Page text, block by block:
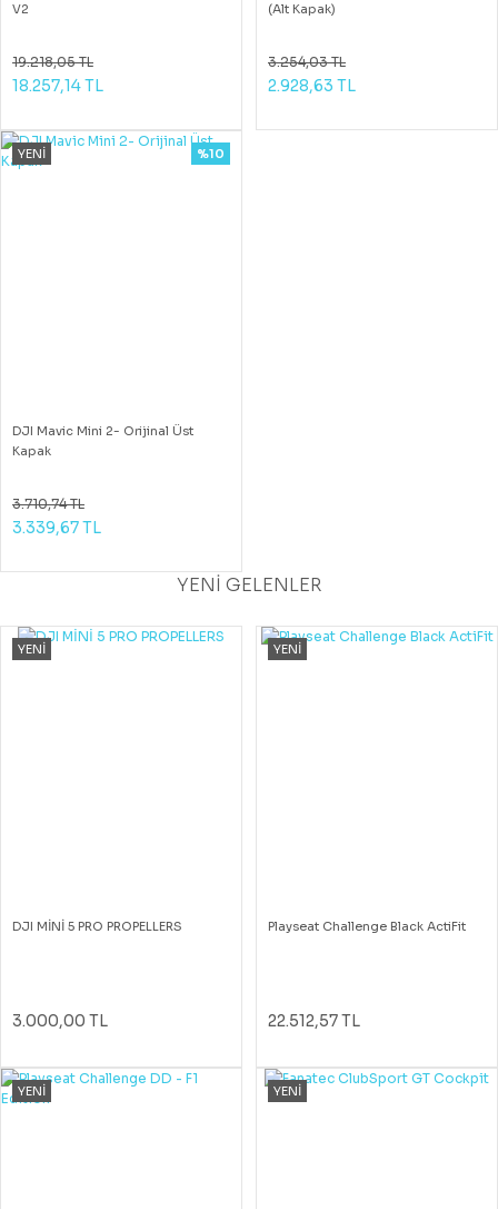
V2
19.218,05 TL
18.257,14 TL
(Alt Kapak)
3.254,03 TL
2.928,63 TL
YENİ
DJI Mavic Mini 2- Orijinal Üst
Kapak
%10
3.710,74 TL
3.339,67 TL
YENİ GELENLER
YENİ
DJI MİNİ 5 PRO PROPELLERS
3.000,00 TL
YENİ
Playseat Challenge Black ActiFit
22.512,57 TL
YENİ YENİ